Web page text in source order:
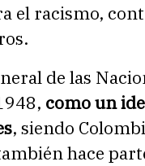
el racismo,
de las
como un
, siendo
hace